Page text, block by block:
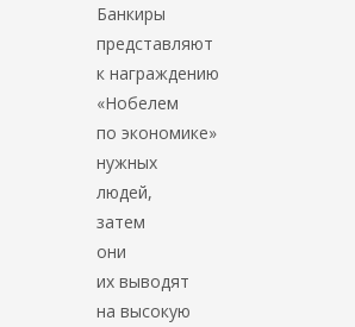
Банкиры
представляют
к награждению
«Нобелем
по экономике»
нужных
людей,
затем
они
их выводят
на высокую